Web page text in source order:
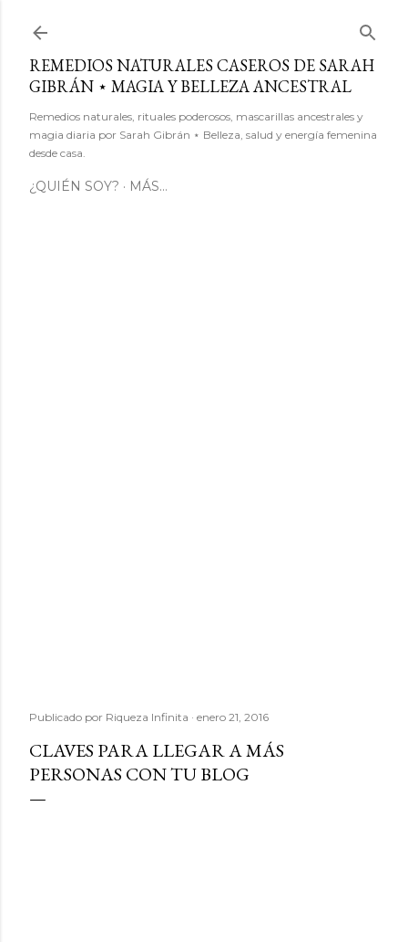
REMEDIOS NATURALES CASEROS DE SARAH
GIBRÁN ⋆ MAGIA Y BELLEZA ANCESTRAL
Remedios naturales, rituales poderosos, mascarillas ancestrales y
magia diaria por Sarah Gibrán ⋆ Belleza, salud y energía femenina
desde casa.
¿QUIÉN SOY? MÁS…
Publicado por Riqueza Infinita enero 21, 2016
CLAVES PARA LLEGAR A MÁS
PERSONAS CON TU BLOG